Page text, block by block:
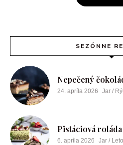
SEZÓNNE
Nepečený
24. apríla 2026 Jar /
Pistáciová
6. apríla 2026 Jar /